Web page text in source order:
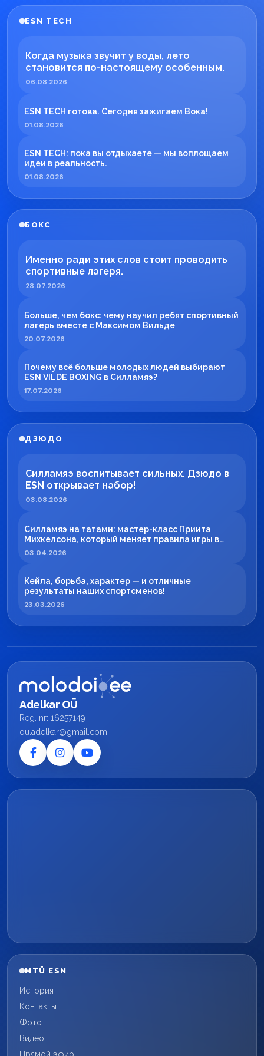
ESN TECH
Когда музыка звучит у воды, лето
становится по-настоящему особенным.
06.08.2026
ESN TECH готова. Сегодня зажигаем Вока!
01.08.2026
ESN TECH: пока вы отдыхаете — мы воплощаем
идеи в реальность.
01.08.2026
БОКС
Именно ради этих слов стоит проводить
спортивные лагеря.
28.07.2026
Больше, чем бокс: чему научил ребят спортивный
лагерь вместе с Максимом Вильде
20.07.2026
Почему всё больше молодых людей выбирают
ESN VILDE BOXING в Силламяэ?
17.07.2026
ДЗЮДО
Силламяэ воспитывает сильных. Дзюдо в
ESN открывает набор!
03.08.2026
Силламяэ на татами: мастер-класс Приита
Михкелсона, который меняет правила игры в
регионе
03.04.2026
Кейла, борьба, характер — и отличные
результаты наших спортсменов!
23.03.2026
Adelkar OÜ
Reg. nr: 16257149
ou.adelkar@gmail.com
MTÜ ESN
История
Контакты
Фото
Видео
Прямой эфир